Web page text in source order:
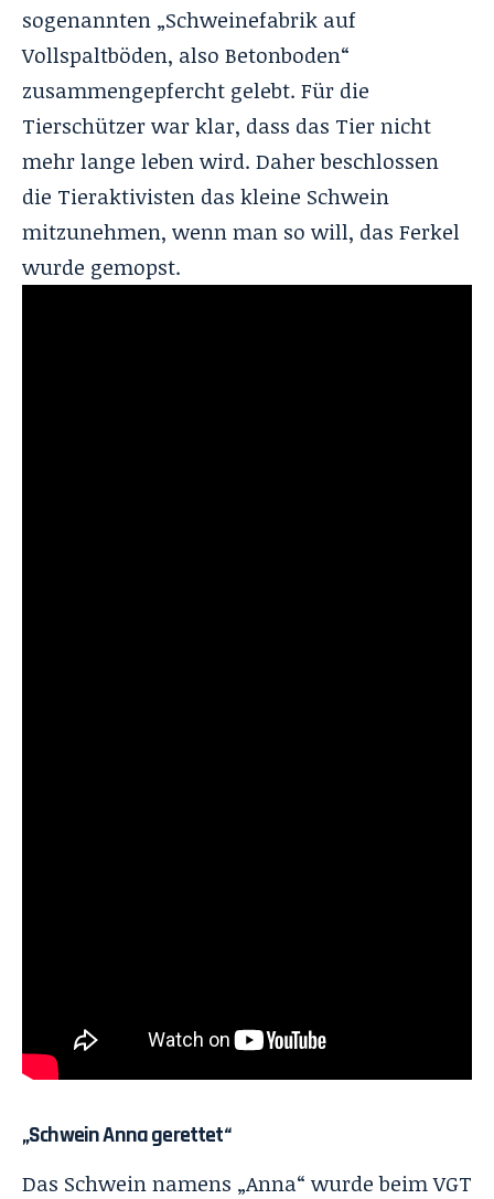
sogenannten „Schweinefabrik auf
Vollspaltböden, also Betonboden“
zusammengepfercht gelebt. Für die
Tierschützer war klar, dass das Tier nicht
mehr lange leben wird. Daher beschlossen
die Tieraktivisten das kleine Schwein
mitzunehmen, wenn man so will, das Ferkel
wurde gemopst.
„Schwein Anna gerettet“
Das Schwein namens „Anna“ wurde beim VGT